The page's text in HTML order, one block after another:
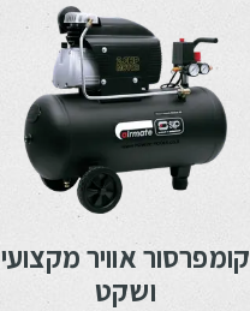
קומפרסור אוויר מקצועי
ושקט